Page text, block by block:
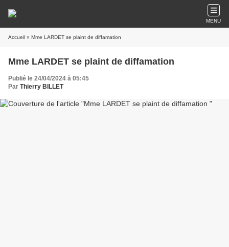
MENU
Accueil » Mme LARDET se plaint de diffamation
Mme LARDET se plaint de diffamation
Publié le 24/04/2024 à 05:45
Par Thierry BILLET